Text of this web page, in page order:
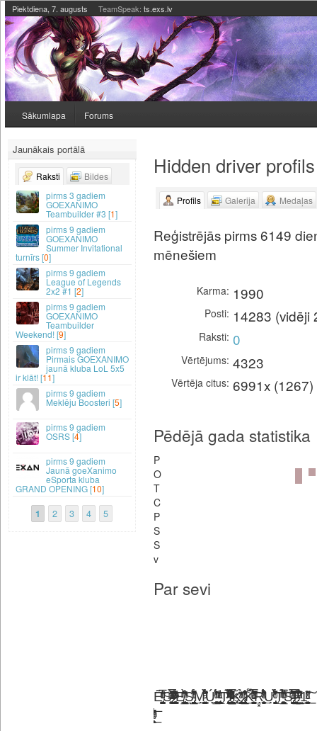
Piektdiena, 7. augusts TeamSpeak: ts.exs.lv
Sākumlapa Forums
Hidden driver profils
Profils Galerija Medaļas
Reģistrējās pirms 6149
mēnešiem
Karma 1990
Posti 14283 (vidēji
Raksti 0
Vērtējums 4323
Vērtēja citus 6991x (1267)
Pēdējā gada statistika
P
O
T
C
P
S
S
v
Par sevi
Ẽ̡̺͖̙̭͉͔͎̰̯̺ͭ͐͑ͬͧͩ͂̅͗ͨ̎͘ͅS̶͓̱͕͔̹̞̦̫̘̪̜̩͖͉ͣ̏͂ͭͥ̐ͥ̈ͧ̀ͫ͒̿͢ͅ ̷̷ͯ̆ͣ̒̓̆ͫ̈́͋̓͒ͭ̔ͩ̂͏̨̖͍̗͚͇̻E̸͇̰̖̘̤̰͓̼͔͚̲̯̱͓̤̳̦̖͆͐ͪ͆ͫ̀̆͊̊͢S̢̡̘̱̭̱̤͚̘̫̠̲̗̯̝͚̙̯̐̑͋̄ͧ̏̒̌ͭ́̚͢ͅM̛̫̣͓̭̝̮̗͙̰͇̰̫̖͋ͣͣ͆̽̽̾̀́͘Ứ̻̲͔͇̣̣̩͔̔̂͐͌́̌ͥ̌ͥͧ̒̃́ ̢̳̣̥͔͖̮͈̪̦̦̳̩̳̞̾ͬͣͭ̐ͨ͐̔T̨̨̨̞̘̭ͮͯ̽ͬ́͒ͯ̀͛͑ͬ̅ͥͯ̆̕͜Ȋ̷̵̇̋̌͒ͩ̐ͭͩ͌̿ͮ̓̋̀ͯ̓ͦ̽͢҉̲̳̲͇͈͉̙͍̪̖̳̟̫̤̻̰̝̤K̆ͮ̒̑̍ͣ̉̑̓҉҉̢͈͕͙̣̱̩͍̺̣͟͡ ̷̴̢͚͍̲̠͔̖̘̳̳̣͎̌͒̓̌͂̋ͬ̾͒̾͟K̵̮͙̦̺̱͉̫͎̯̮͕͙͌͑̆̉̍̿ͩ̔̋ͣ́̃ͫ̎̏̄̔́̚͠Ṟ͓̹͚͈̥̣̫̈́̈́̾̇̍̌̄ͦͯ̊̍͗̄̾̌̓ͥ́͢Ư̢̭̳͉̹͉̞̭̣̘͔ͦ́ͭ̂̂̓͒͒͋̃̓́̀T̨̨͖̙̘̲̪̤͓̰̤̖̭̋̅ͫ̇̉̊ͧ̅̊̀ͬ̏̏ͨ͠S̵̡͙͚͙͙͖̼̆̉́ͫ̌͒̈̃ͣ͊͂̓̿͆̚͝͡!̊ͩͤͧ̇̋̑͆͆͌̽͟͏̷̝̱͈̠̠̲͎̗͓̱͘!̸̫̺̲̫͆͒̉̉̽̆̀̎͑ͣͩ̏͢1̵̟̭̦̹̫͉̦̗̫̤̰͎͙͓̝̆͑ͯͪ̏͌͐ͨ͘͟͟͠
Jaunākais portālā
Raksti
Bildes
3 gadiem
GOEXANIMO
Teambuilder #3 [1]
9 gadiem
GOEXANIMO
Summer Invitational
turnīrs [0]
9 gadiem
League of Legends
2x2 #1 [2]
9 gadiem
GOEXANIMO
Teambuilder
Weekend! [9]
9 gadiem
Pirmais GOEXANIMO
jaunā kluba LoL 5x5
ir klāt! [11]
9 gadiem
Meklēju Boosteri [5]
9 gadiem
OSRS [4]
9 gadiem
Jaunā goeXanimo
eSporta kluba
GRAND OPENING [10]
1 2 3 4 5